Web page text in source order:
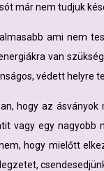
már nem tudjuk
ami nem
van
védett helyre
hogy az
vagy egy
hogy mielőtt